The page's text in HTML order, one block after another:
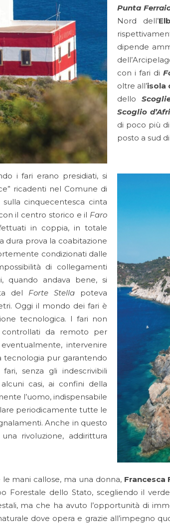
Punta
Nord dell’
dipende
con i fari di
oltre all’isola
dello
Scoglio
di poco più
posto a sud
i fari erano presidiati, si
ricadenti nel Comune di
cinquecentesca cinta
il centro storico e il Faro
in coppia, in totale
dura prova la coabitazione
condizionati dalle
di collegamenti
quando andava bene, si
del Forte Stella poteva
Oggi il mondo dei fari è
tecnologica. I fari non
da remoto per
intervenire
tecnologia pur garantendo
senza gli indescrivibili
casi, ai confini della
l’uomo, indispensabile
periodicamente tutte le
Anche in questo
rivoluzione, addirittura
mani callose, ma una donna, Francesca
Forestale dello Stato, scegliendo il
ma che ha avuto l’opportunità di
dove opera e grazie all’impegno